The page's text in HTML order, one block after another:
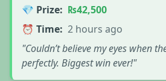
💎 Prize: ₨42,500
⏰ Time: 2 hours ago
"Couldn’t believe my eyes when
perfectly. Biggest win ever!"